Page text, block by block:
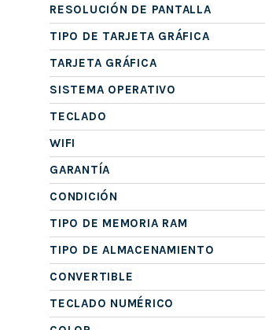
RESOLUCIÓN DE PANTALLA
TIPO DE TARJETA GRÁFICA
TARJETA GRÁFICA
SISTEMA OPERATIVO
TECLADO
WIFI
GARANTÍA
CONDICIÓN
TIPO DE MEMORIA RAM
TIPO DE ALMACENAMIENTO
CONVERTIBLE
TECLADO NUMÉRICO